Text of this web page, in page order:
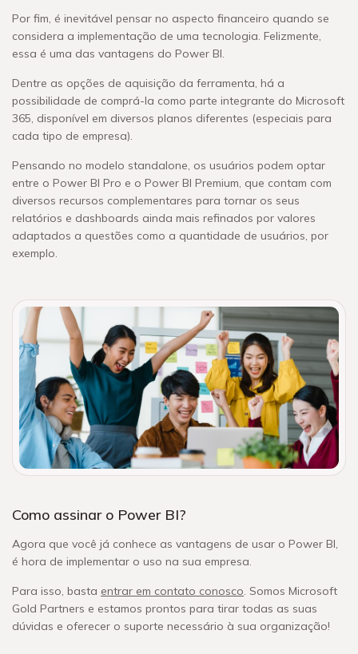
Por fim, é inevitável pensar no aspecto financeiro quando se
considera a implementação de uma tecnologia. Felizmente,
essa é uma das vantagens do Power BI.
Dentre as opções de aquisição da ferramenta, há a
possibilidade de comprá-la como parte integrante do Microsoft
365, disponível em diversos planos diferentes (especiais para
cada tipo de empresa).
Pensando no modelo standalone, os usuários podem optar
entre o Power BI Pro e o Power BI Premium, que contam com
diversos recursos complementares para tornar os seus
relatórios e dashboards ainda mais refinados por valores
adaptados a questões como a quantidade de usuários, por
exemplo.
Como assinar o Power BI?
Agora que você já conhece as vantagens de usar o Power BI,
é hora de implementar o uso na sua empresa.
Para isso, basta entrar em contato conosco . Somos Microsoft
Gold Partners e estamos prontos para tirar todas as suas
dúvidas e oferecer o suporte necessário à sua organização!